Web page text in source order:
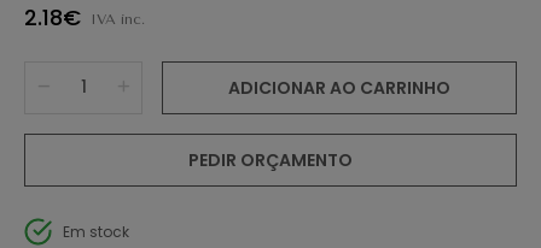
2.18€ IVA inc.
ADICIONAR AO CARRINHO
PEDIR ORÇAMENTO
Em stock